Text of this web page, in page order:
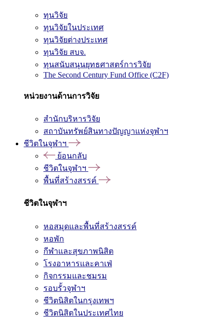
ทุนวิจัย
ทุนวิจัยในประเทศ
ทุนวิจัยต่างประเทศ
ทุนวิจัย สบจ.
ทุนสนับสนุนยุทธศาสตร์การวิจัย
The Second Century Fund Office (C2F)
หน่วยงานด้านการวิจัย
สำนักบริหารวิจัย
สถาบันทรัพย์สินทางปัญญาแห่งจุฬาฯ
ชีวิตในจุฬาฯ
ย้อนกลับ
ชีวิตในจุฬาฯ
พื้นที่สร้างสรรค์
ชีวิตในจุฬาฯ
หอสมุดและพื้นที่สร้างสรรค์
หอพัก
กีฬาและสุขภาพนิสิต
โรงอาหารและคาเฟ่
กิจกรรมและชมรม
รอบรั้วจุฬาฯ
ชีวิตนิสิตในกรุงเทพฯ
ชีวิตนิสิตในประเทศไทย